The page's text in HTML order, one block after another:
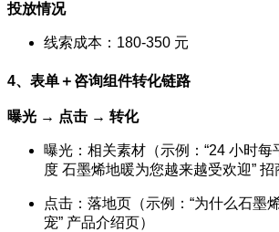
投放情况
线索成本：180-350 元
4、表单＋咨询组件转化链路
曝光 → 点击 → 转化
曝光：相关素材（示例：“24 小时每
度 石墨烯地暖为您越来越受欢迎” 招
点击：落地页（示例：“为什么石墨
宠” 产品介绍页）